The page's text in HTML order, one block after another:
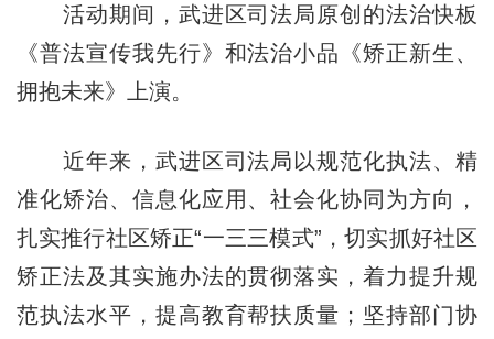
活动期间，武进区司法局原创的法治快板
《普法宣传我先行》和法治小品《矫正新生、
拥抱未来》上演。
近年来，武进区司法局以规范化执法、精
准化矫治、信息化应用、社会化协同为方向，
扎实推行社区矫正“一三三模式”，切实抓好社区
矫正法及其实施办法的贯彻落实，着力提升规
范执法水平，提高教育帮扶质量；坚持部门协